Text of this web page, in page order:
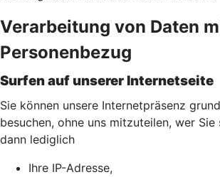
Verarbeitung von Daten
Personenbezug
Surfen auf unserer Internetseite
Sie können unsere Internetpräsenz
besuchen, ohne uns mitzuteilen, wer
dann lediglich
Ihre IP-Adresse,